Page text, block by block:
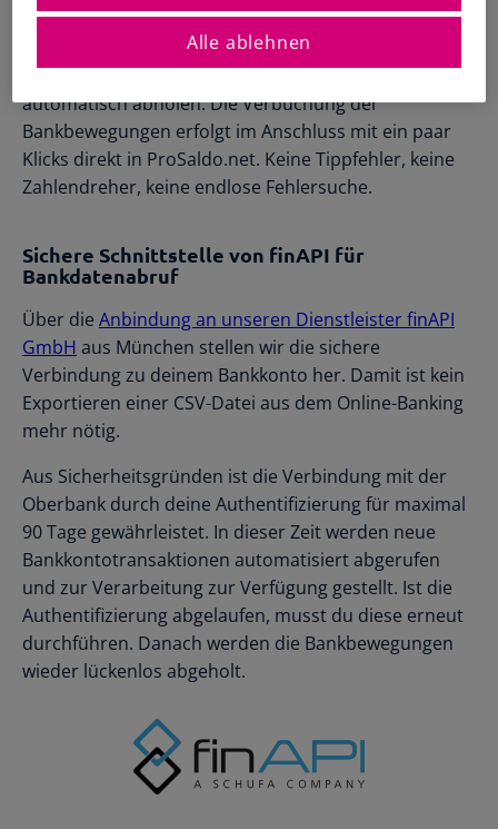
Zeit sparen und Nerven schonen: Verknüpfe dein
Konto der Oberbank mit deiner Buchhaltung und lass
die finAPI-Schnittstelle deine Transaktionen täglich
automatisch abholen. Die Verbuchung der
Bankbewegungen erfolgt im Anschluss mit ein paar
Klicks direkt in ProSaldo.net. Keine Tippfehler, keine
Zahlendreher, keine endlose Fehlersuche.
Sichere Schnittstelle von finAPI für
Bankdatenabruf
Über die Anbindung an unseren Dienstleister finAPI
GmbH aus München stellen wir die sichere
Verbindung zu deinem Bankkonto her. Damit ist kein
Exportieren einer CSV-Datei aus dem Online-Banking
mehr nötig.
Aus Sicherheitsgründen ist die Verbindung mit der
Oberbank durch deine Authentifizierung für maximal
90 Tage gewährleistet. In dieser Zeit werden neue
Bankkontotransaktionen automatisiert abgerufen
und zur Verarbeitung zur Verfügung gestellt. Ist die
Authentifizierung abgelaufen, musst du diese erneut
durchführen. Danach werden die Bankbewegungen
wieder lückenlos abgeholt.
Alle ablehnen